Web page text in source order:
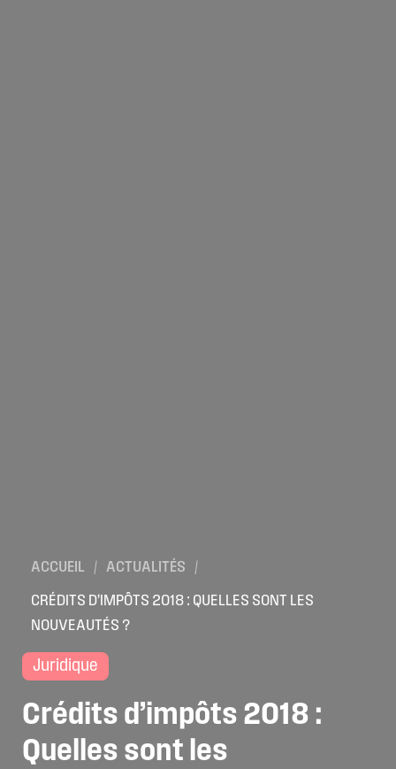
ACCUEIL / ACTUALITÉS
/
CRÉDITS D’IMPÔTS 2018 : QUELLES SONT LES
NOUVEAUTÉS ?
Juridique
Crédits d’impôts 2018 :
Quelles sont les